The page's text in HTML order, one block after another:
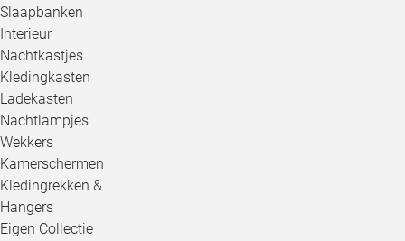
Slaapbanken
Interieur
Nachtkastjes
Kledingkasten
Ladekasten
Nachtlampjes
Wekkers
Kamerschermen
Kledingrekken &
Hangers
Eigen Collectie